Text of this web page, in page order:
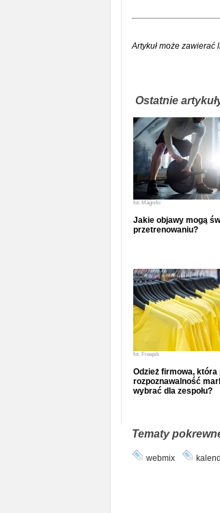
Artykuł może
Ostatnie
fot. Magnific
Jakie objawy mogą
przetrenowaniu?
fot. Freepik
Odzież firmowa, która
rozpoznawalność
wybrać dla zespołu?
Tematy
webmix